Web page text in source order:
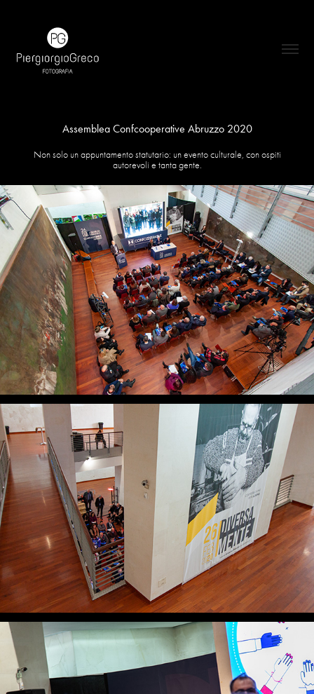
Assemblea Confcooperative Abruzzo 2020
Non solo un appuntamento statutario: un evento culturale, con ospiti
autorevoli e tanta gente.